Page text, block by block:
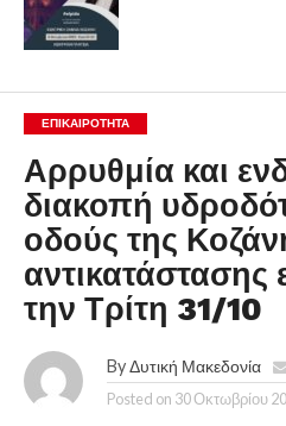
ΕΠΙΚΑΙΡΟΤΗΤΑ
Αρρυθμία και
διακοπή
οδούς της
αντικατάστασης
την Τρίτη 31/10
By Δυτική Μακεδονία
Posted on 30 Οκτωβρίου